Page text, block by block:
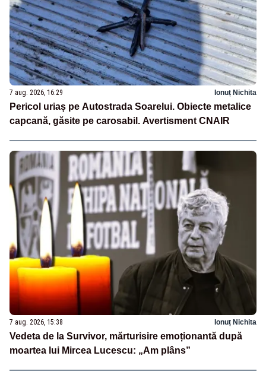
7 aug. 2026, 16:29 Ionuț Nichita
Pericol uriaș pe Autostrada Soarelui. Obiecte metalice
capcană, găsite pe carosabil. Avertisment CNAIR
7 aug. 2026, 15:38 Ionuț Nichita
Vedeta de la Survivor, mărturisire emoționantă după
moartea lui Mircea Lucescu: „Am plâns”